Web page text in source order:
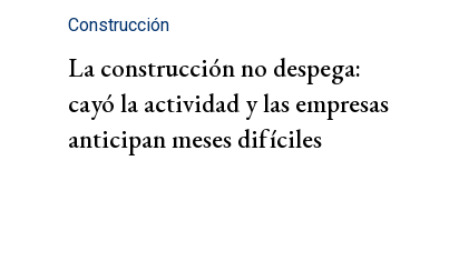
Construcción
La construcción no despega:
cayó la actividad y las empresas
anticipan meses difíciles